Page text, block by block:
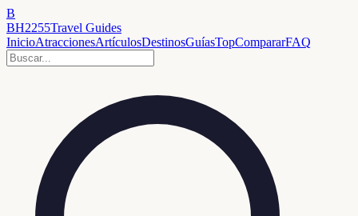
B
BH2255Travel Guides
InicioAtraccionesArtículosDestinosGuíasTopCompararFAQ